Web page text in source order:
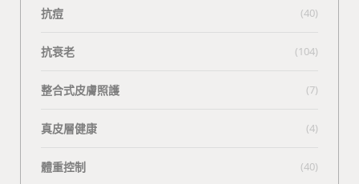
抗痘 (40)
抗衰老 (104)
整合式皮膚照護 (7)
真皮層健康 (4)
體重控制 (40)